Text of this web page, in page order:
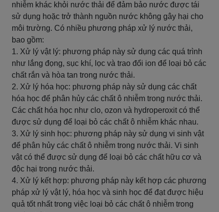
nhiễm khác khỏi nước thải để đảm bảo nước được tái
sử dụng hoặc trở thành nguồn nước không gây hại cho
môi trường. Có nhiều phương pháp xử lý nước thải,
bao gồm:
1. Xử lý vật lý: phương pháp này sử dụng các quá trình
như lắng đọng, sục khí, lọc và trao đổi ion để loại bỏ các
chất rắn và hòa tan trong nước thải.
2. Xử lý hóa học: phương pháp này sử dụng các chất
hóa học để phân hủy các chất ô nhiễm trong nước thải.
Các chất hóa học như clo, ozon và hydroperoxit có thể
được sử dụng để loại bỏ các chất ô nhiễm khác nhau.
3. Xử lý sinh học: phương pháp này sử dụng vi sinh vật
để phân hủy các chất ô nhiễm trong nước thải. Vi sinh
vật có thể được sử dụng để loại bỏ các chất hữu cơ và
độc hại trong nước thải.
4. Xử lý kết hợp: phương pháp này kết hợp các phương
pháp xử lý vật lý, hóa học và sinh học để đạt được hiệu
quả tốt nhất trong việc loại bỏ các chất ô nhiễm trong